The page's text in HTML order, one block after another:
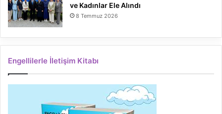
ve Kadınlar Ele Alındı
8 Temmuz 2026
Engellilerle İletişim Kitabı